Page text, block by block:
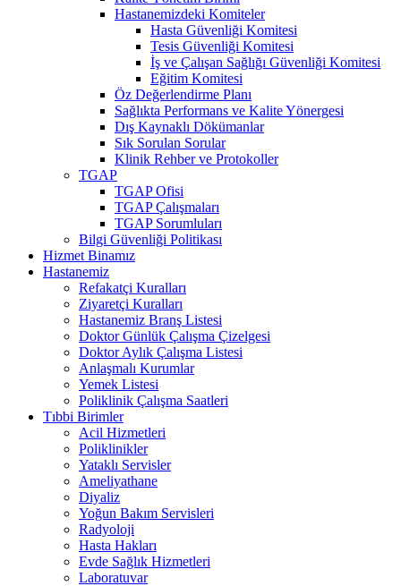
Hastanemizdeki Komiteler
Hasta Güvenliği Komitesi
Tesis Güvenliği Komitesi
İş ve Çalışan Sağlığı Güvenliği Komitesi
Eğitim Komitesi
Öz Değerlendirme Planı
Sağlıkta Performans ve Kalite Yönergesi
Dış Kaynaklı Dökümanlar
Sık Sorulan Sorular
Klinik Rehber ve Protokoller
TGAP
TGAP Ofisi
TGAP Çalışmaları
TGAP Sorumluları
Bilgi Güvenliği Politikası
Hizmet Binamız
Hastanemiz
Refakatçi Kuralları
Ziyaretçi Kuralları
Hastanemiz Branş Listesi
Doktor Günlük Çalışma Çizelgesi
Doktor Aylık Çalışma Listesi
Anlaşmalı Kurumlar
Yemek Listesi
Poliklinik Çalışma Saatleri
Tıbbi Birimler
Acil Hizmetleri
Poliklinikler
Yataklı Servisler
Ameliyathane
Diyaliz
Yoğun Bakım Servisleri
Radyoloji
Hasta Hakları
Evde Sağlık Hizmetleri
Laboratuvar